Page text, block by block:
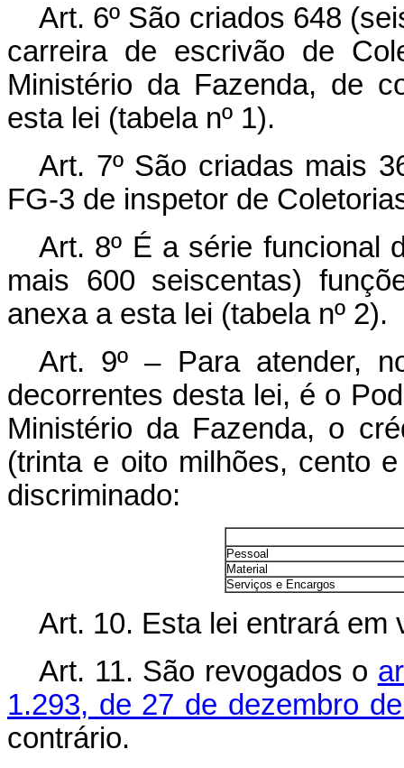
Art. 6º São criados 648
carreira de escrivão de
Ministério da Fazenda, de
esta lei (tabela nº 1).
Art. 7º São criadas mais
FG-3 de inspetor de
Art. 8º É a série funcional
mais 600 seiscentas)
anexa a esta lei (tabela nº 2).
Art. 9º – Para atender,
decorrentes desta lei, é o
Ministério da Fazenda, o
(trinta e oito milhões, cento
discriminado:
Pessoal
Material
Serviços e Encargos
Art. 10. Esta lei entrará em
Art. 11. São revogados o
1.293, de 27 de dezembro
contrário.